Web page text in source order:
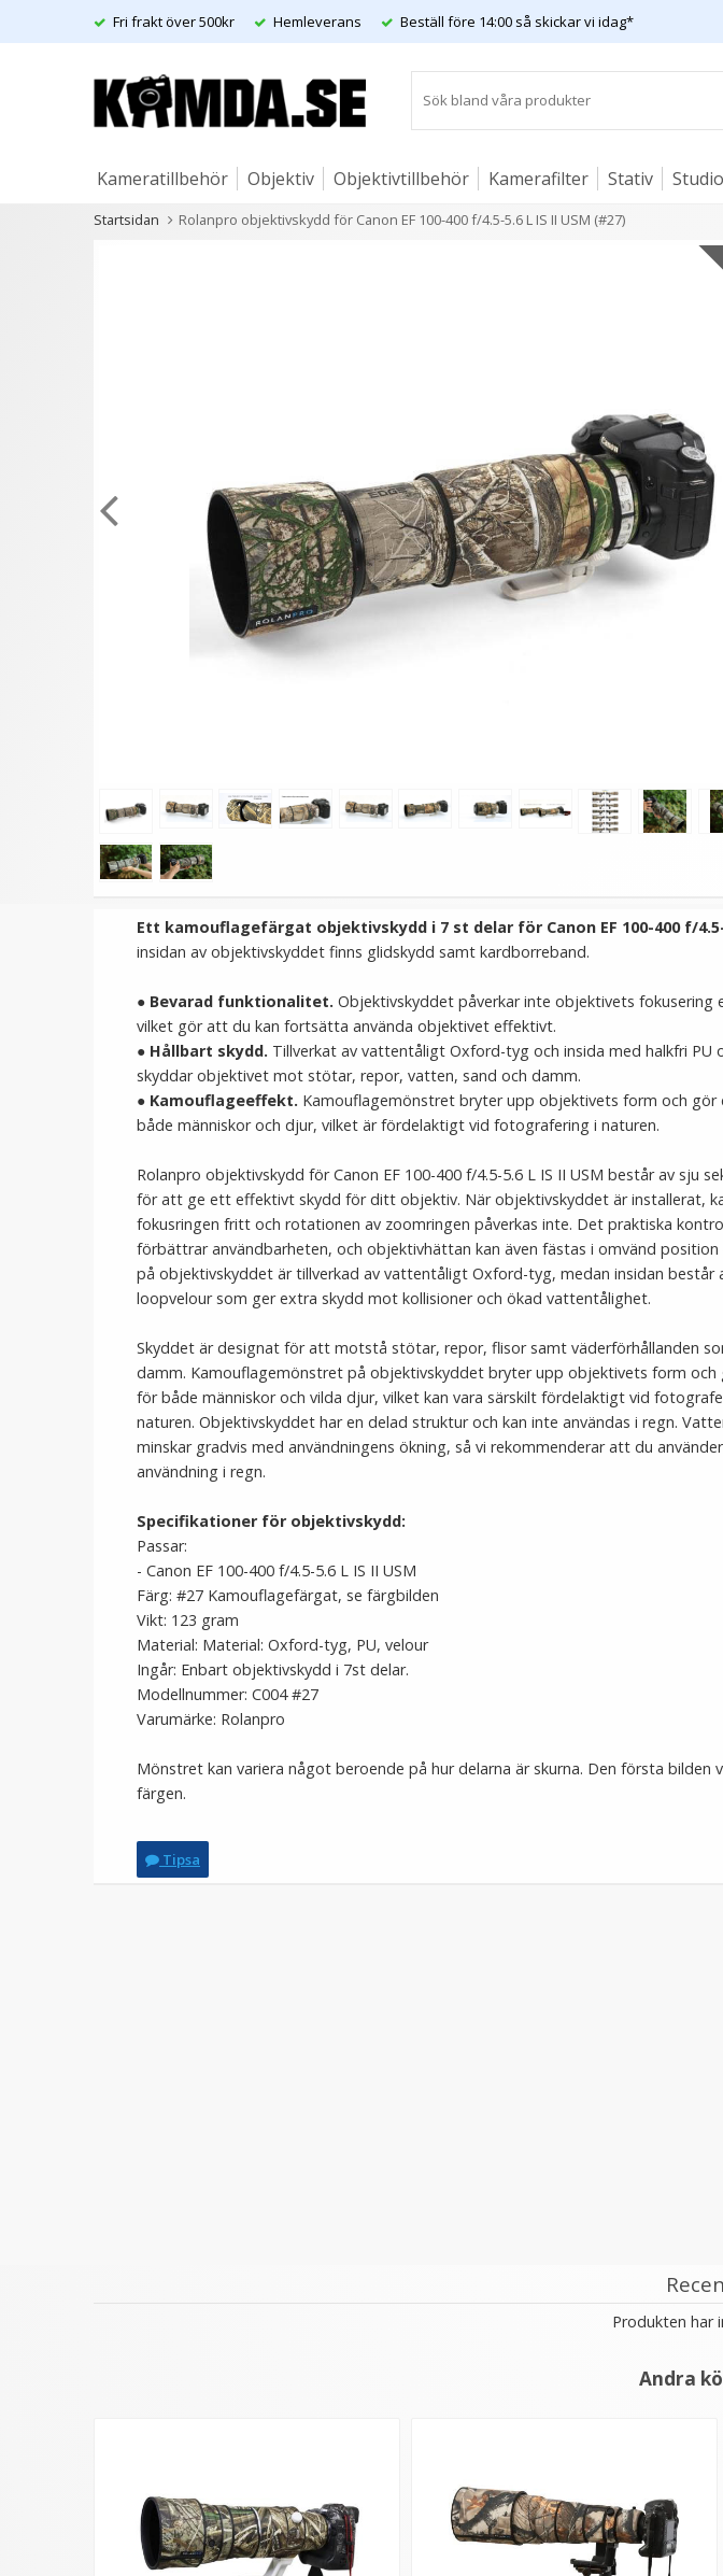
Fri frakt över 500kr Hemleverans Beställ före 14:00 så skickar vi idag*
Kameratillbehör Objektiv Objektivtillbehör Kamerafilter Stativ
Artiklar
Startsidan Rolanpro objektivskydd för Canon EF 100-400 f/4.5-5.6 L IS II USM (#27)
JJC Blixtskoskydd 2 i 1 för
Canon kamera &
Speedlight blixtskor
★ ★
JJC Blixtskoskydd svart
Hot-Shoe Cover för
Fujifilm kameror
JJC Skydd 2 i 1 för Canon
EOS R10 R7 R5C R3 &
★★★★★
Ett kamouflagefärgat objektivskydd i 7 st delar för Canon EF 100-400 f/4.5-
insidan av objektivskyddet finns glidskydd samt kardborreband.
● Bevarad funktionalitet. Objektivskyddet påverkar inte objektivets fokusering
vilket gör att du kan fortsätta använda objektivet effektivt.
● Hållbart skydd. Tillverkat av vattentåligt Oxford-tyg och insida med halkfri PU
skyddar objektivet mot stötar, repor, vatten, sand och damm.
● Kamouflageeffekt. Kamouflagemönstret bryter upp objektivets form och
både människor och djur, vilket är fördelaktigt vid fotografering i naturen.
Rolanpro objektivskydd för Canon EF 100-400 f/4.5-5.6 L IS II USM består av sju
för att ge ett effektivt skydd för ditt objektiv. När objektivskyddet är installerat,
fokusringen fritt och rotationen av zoomringen påverkas inte. Det praktiska
förbättrar användbarheten, och objektivhättan kan även fästas i omvänd
på objektivskyddet är tillverkad av vattentåligt Oxford-tyg, medan insidan består
loopvelour som ger extra skydd mot kollisioner och ökad vattentålighet.
Skyddet är designat för att motstå stötar, repor, flisor samt väderförhållanden
damm. Kamouflagemönstret på objektivskyddet bryter upp objektivets form
för både människor och vilda djur, vilket kan vara särskilt fördelaktigt vid
naturen. Objektivskyddet har en delad struktur och kan inte användas i regn.
minskar gradvis med användningens ökning, så vi rekommenderar att du
användning i regn.
Specifikationer för objektivskydd:
Passar:
- Canon EF 100-400 f/4.5-5.6 L IS II USM
Färg: #27 Kamouflagefärgat, se färgbilden
Vikt: 123 gram
Material: Material: Oxford-tyg, PU, velour
Ingår: Enbart objektivskydd i 7st delar.
Modellnummer: C004 #27
Varumärke: Rolanpro
Mönstret kan variera något beroende på hur delarna är skurna. Den första bilden
färgen.
Tipsa
Produkten har
Andra